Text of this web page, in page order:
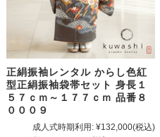
正絹振袖レンタル からし色紅
型正絹振袖袋帯セット 身長１
５７ｃｍ～１７７ｃｍ 品番８
０００９
成人式時期利用: ¥132,000(税込)